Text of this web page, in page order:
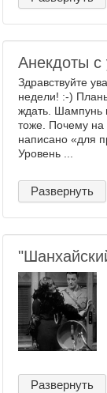
Анекдоты с
Здравствуйте
недели! :-)
ждать. Шампунь
тоже. Почему на
написано «для
Уровень ...
Развернуть
Развернуть